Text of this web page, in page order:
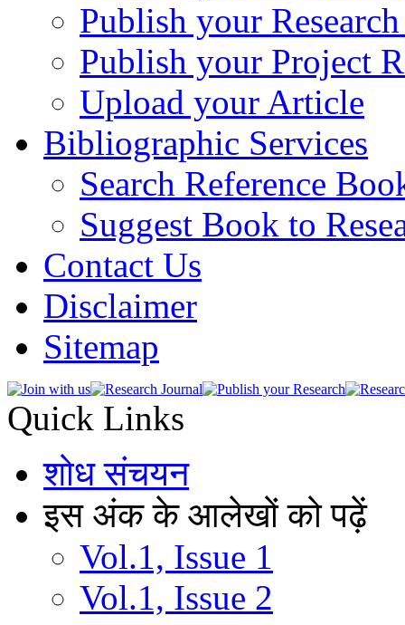
Publish your
Publish your Project
Upload your Article
Bibliographic Services
Search Reference
Suggest Book to
Contact Us
Disclaimer
Sitemap
Quick Links
शोध संचयन
इस अंक के आलेखों को पढ़ें
Vol.1, Issue 1
Vol.1, Issue 2